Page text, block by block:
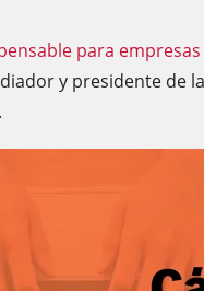
para
y presidente de